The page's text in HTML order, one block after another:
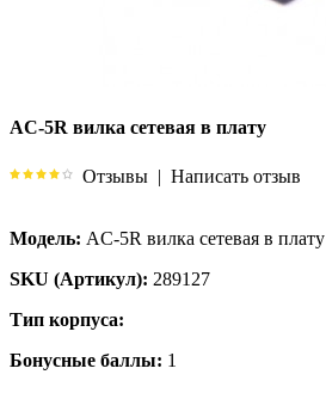
AC-5R вилка сетевая в плату
Отзывы | Написать отзыв
Модель: AC-5R вилка сетевая в плату
SKU (Артикул): 289127
Тип корпуса:
Бонусные баллы: 1